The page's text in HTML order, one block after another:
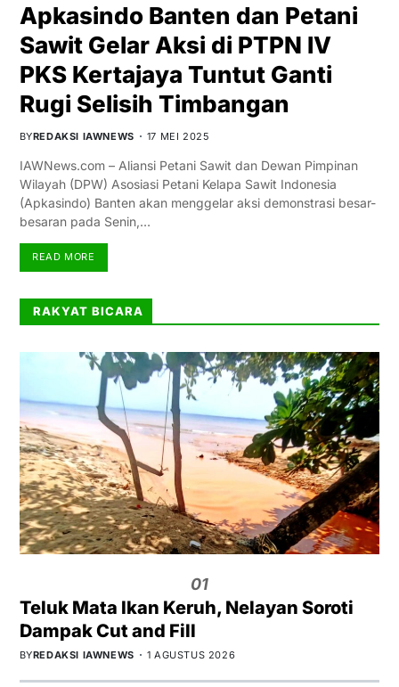
Apkasindo Banten dan Petani
Sawit Gelar Aksi di PTPN IV
PKS Kertajaya Tuntut Ganti
Rugi Selisih Timbangan
BYREDAKSI IAWNEWS 17 MEI 2025
IAWNews.com – Aliansi Petani Sawit dan Dewan Pimpinan
Wilayah (DPW) Asosiasi Petani Kelapa Sawit Indonesia
(Apkasindo) Banten akan menggelar aksi demonstrasi besar-
besaran pada Senin,…
READ MORE
RAKYAT BICARA
01
Teluk Mata Ikan Keruh, Nelayan Soroti
Dampak Cut and Fill
BYREDAKSI IAWNEWS 1 AGUSTUS 2026